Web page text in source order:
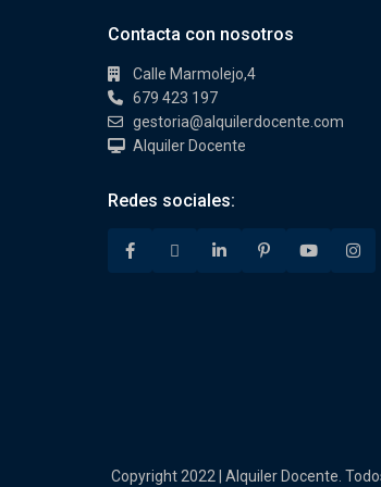
Contacta con nosotros
Calle Marmolejo,4
679 423 197
gestoria@alquilerdocente.com
Alquiler Docente
Redes sociales:
Copyright 2022 | Alquiler Docente.